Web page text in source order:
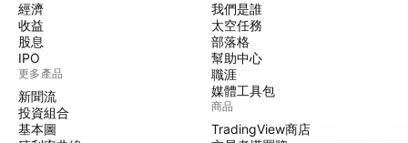
經濟
收益
股息
IPO
更多產品
新聞流
投資組合
基本圖
我們是誰
太空任務
部落格
幫助中心
職涯
媒體工具包
商品
TradingView商店